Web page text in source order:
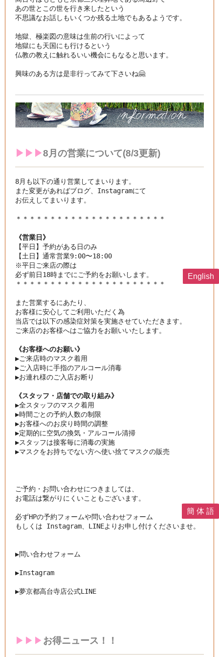
あの世とこの世を行き来したという
不思議なお話しもいくつか残る土地でもあるようです。
地獄、極楽図の意味は生前の行いによって
地獄にも天国にも行けるという
仏教の教えに触れるいい機会にもなると思います。
興味のある方は是非行ってみて下さいね🤗
▶︎▶︎▶︎8月の営業について(8/3更新)
8月も以下の通り営業してまいります。
また変更があればブログ、Instagramにて
お伝えしてまいります。
《営業日》
【平日】予約がある日のみ
【土日】通常営業9:00〜18:00
※平日ご来店の際は
＊＊＊＊＊＊＊＊＊＊＊＊＊＊＊＊＊＊＊＊＊＊
また営業するにあたり、
お客様に安心してご利用いただく為
当店では以下の感染症対策を実施させていただきます。
ご来店のお客様へはご協力をお願いいたします。
《お客様へのお願い》
▶︎ご来店時のマスク着用
▶︎ご入店時に手指のアルコール消毒
▶︎お連れ様のご入店お断り
《スタッフ・店舗での取り組み》
▶︎全スタッフのマスク着用
▶︎時間ごとの予約人数の制限
▶︎お客様へのお戻り時間の調整
▶︎定期的に空気の換気・アルコール清掃
▶︎スタッフは接客毎に消毒の実施
▶︎マスクをお持ちでない方へ使い捨てマスクの販売
ご予約・お問い合わせにつきましては、
お電話は繋がりにくいこともございます。
必ずHPの予約フォームや問い合わせフォーム
もしくは Instagram、LINEよりお申し付けくださいませ。
▶︎問い合わせフォーム
▶︎Instagram
▶︎夢京都高台寺店公式LINE
▶︎▶︎▶︎ お得ニュース！！
English
簡 体 語